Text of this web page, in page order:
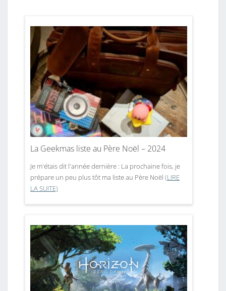
La Geekmas liste au Père Noël – 2024
Je m'étais dit l'année dernière : La prochaine fois, je
prépare un peu plus tôt ma liste au Père Noël (LIRE
LA SUITE)